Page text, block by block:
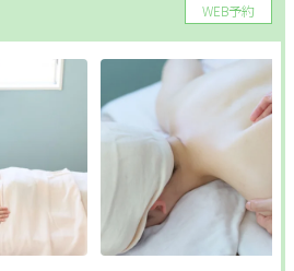
WEB予約